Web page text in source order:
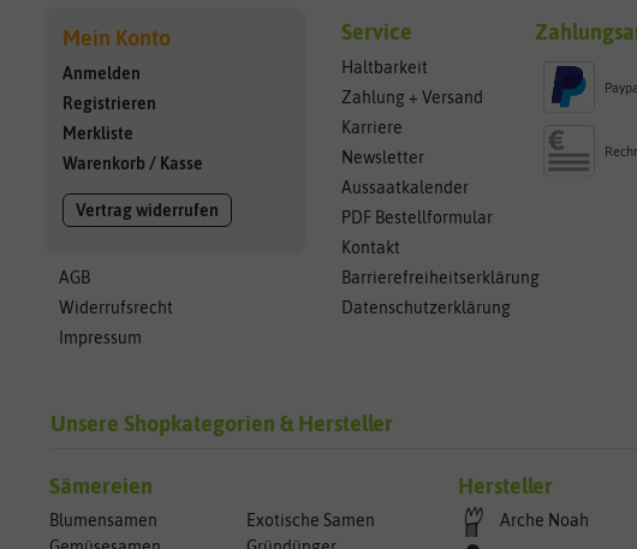
Mein Konto
Anmelden
Registrieren
Merkliste
Warenkorb / Kasse
Vertrag widerrufen
AGB
Widerrufsrecht
Impressum
Service
Haltbarkeit
Zahlung + Versand
Karriere
Newsletter
Aussaatkalender
PDF Bestellformular
Kontakt
Barrierefreiheitserklärung
Datenschutzerklärung
Paypal
Unsere Shopkategorien & Hersteller
Sämereien
Blumensamen
Exotische Samen
Hersteller
Arche Noah